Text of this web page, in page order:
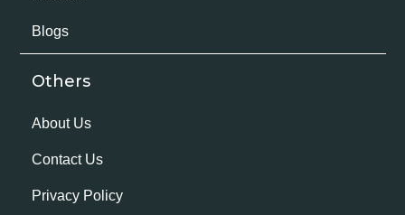
Blogs
Others
About Us
Contact Us
Privacy Policy